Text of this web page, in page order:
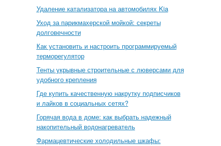
Удаление катализатора на автомобилях Kia
Уход за парикмахерской мойкой: секреты
долговечности
Как установить и настроить программируемый
терморегулятор
Тенты укрывные строительные с люверсами для
удобного крепления
Где купить качественную накрутку подписчиков
и лайков в социальных сетях?
Горячая вода в доме: как выбрать надежный
накопительный водонагреватель
Фармацевтические холодильные шкафы: